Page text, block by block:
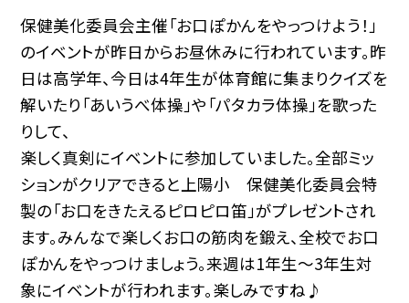
保健美化委員会主催「お口ぽかんをやっつけよう！」
のイベントが昨日からお昼休みに行われています。昨
日は高学年、今日は4年生が体育館に集まりクイズを
解いたり「あいうべ体操」や「パタカラ体操」を歌った
りして、
楽しく真剣にイベントに参加していました。全部ミッ
ションがクリアできると上陽小 保健美化委員会特
製の「お口をきたえるピロピロ笛」がプレゼントされ
ます。みんなで楽しくお口の筋肉を鍛え、全校でお口
ぽかんをやっつけましょう。来週は1年生～3年生対
象にイベントが行われます。楽しみですね♪